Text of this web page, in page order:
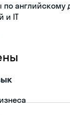
по английскому
и IT